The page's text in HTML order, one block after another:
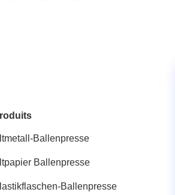
Ballenpresse
Ballenpresse
Ballenpresse